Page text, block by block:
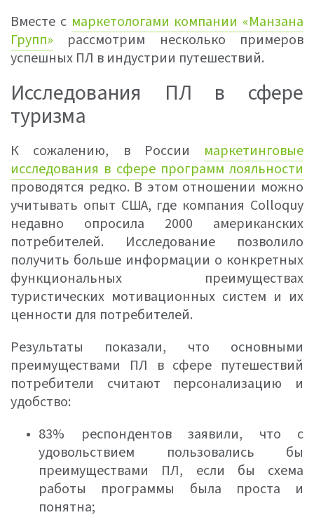
Вместе с маркетологами компании «Манзана
Групп» рассмотрим несколько примеров
успешных ПЛ в индустрии путешествий.
Исследования ПЛ в сфере
туризма
К сожалению, в России маркетинговые
исследования в сфере программ лояльности
проводятся редко. В этом отношении можно
учитывать опыт США, где компания Colloquy
недавно опросила 2000 американских
потребителей. Исследование позволило
получить больше информации о конкретных
функциональных преимуществах
туристических мотивационных систем и их
ценности для потребителей.
Результаты показали, что основными
преимуществами ПЛ в сфере путешествий
потребители считают персонализацию и
удобство:
83% респондентов заявили, что с
удовольствием пользовались бы
преимуществами ПЛ, если бы схема
работы программы была проста и
понятна;